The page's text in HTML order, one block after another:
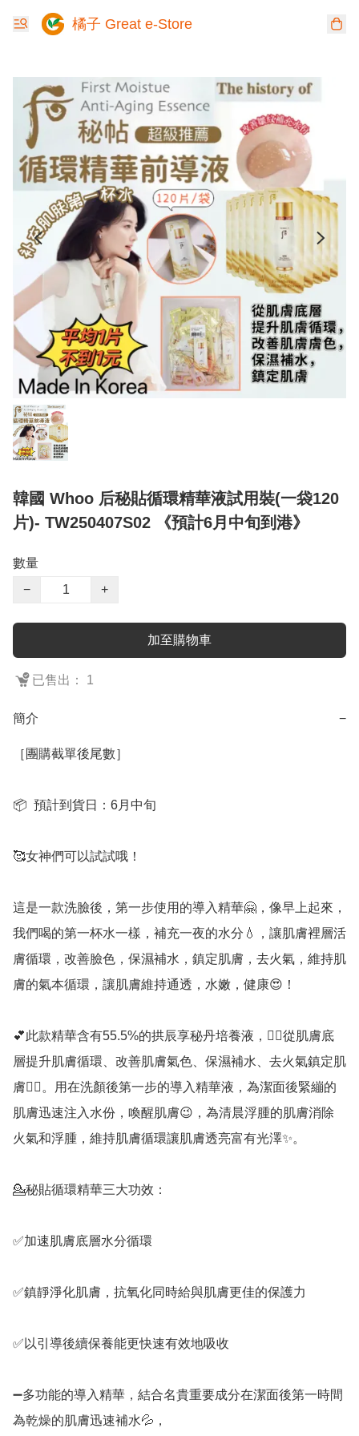
橘子 Great e-Store
韓國 Whoo 后秘貼循環精華液試用裝(一袋120
片)- TW250407S02 《預計6月中旬到港》
數量
−
+
加至購物車
已售出： 1
簡介 −
［團購截單後尾數］
📦  預計到貨日：6月中旬
🥰女神們可以試試哦！
這是一款洗臉後，第一步使用的導入精華🤗，像早上起來，
我們喝的第一杯水一樣，補充一夜的水分💧，讓肌膚裡層活
膚循環，改善臉色，保濕補水，鎮定肌膚，去火氣，維持肌
膚的氣本循環，讓肌膚維持通透，水嫩，健康😍！
💕此款精華含有55.5%的拱辰享秘丹培養液，👉🏻從肌膚底
層提升肌膚循環、改善肌膚氣色、保濕補水、去火氣鎮定肌
膚👍🏻。用在洗顏後第一步的導入精華液，為潔面後緊繃的
肌膚迅速注入水份，喚醒肌膚😉，為清晨浮腫的肌膚消除
火氣和浮腫，維持肌膚循環讓肌膚透亮富有光澤✨。
💁秘貼循環精華三大功效：
✅加速肌膚底層水分循環
✅鎮靜​淨化肌膚，抗氧化同時給與肌膚更佳的保護力
✅以引導後續保養能更快速有效地吸收
➖多功能的導入精華，結合名貴重要成分在潔面後第一時間
為乾燥的肌膚迅速補水💦，